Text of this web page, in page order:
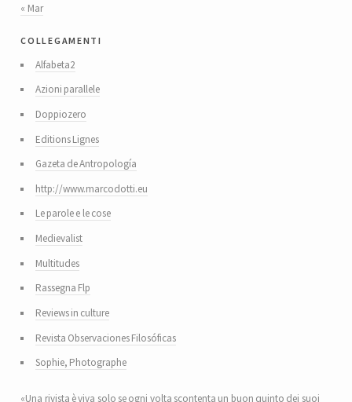
« Mar
collegamenti
Alfabeta2
Azioni parallele
Doppiozero
Editions Lignes
Gazeta de Antropología
http://www.marcodotti.eu
Le parole e le cose
Medievalist
Multitudes
Rassegna Flp
Reviews in culture
Revista Observaciones Filosóficas
Sophie, Photographe
«Una rivista è viva solo se ogni volta scontenta un buon quinto dei suoi